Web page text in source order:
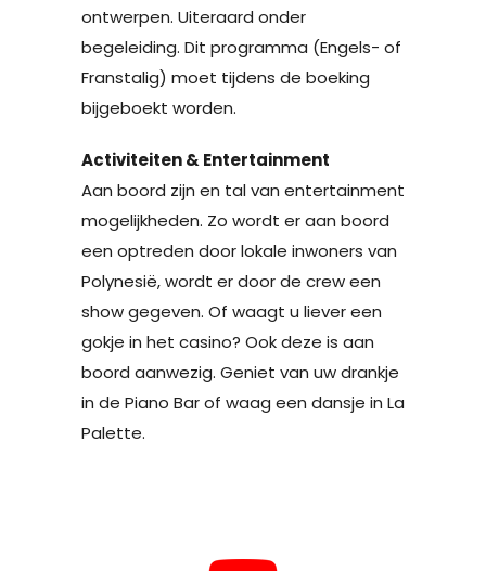
ontwerpen. Uiteraard onder
begeleiding. Dit programma (Engels- of
Franstalig) moet tijdens de boeking
bijgeboekt worden.
Activiteiten & Entertainment
Aan boord zijn en tal van entertainment
mogelijkheden. Zo wordt er aan boord
een optreden door lokale inwoners van
Polynesië, wordt er door de crew een
show gegeven. Of waagt u liever een
gokje in het casino? Ook deze is aan
boord aanwezig. Geniet van uw drankje
in de Piano Bar of waag een dansje in La
Palette.